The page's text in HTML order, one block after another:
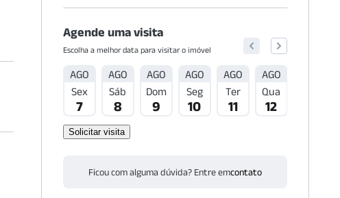
Agende uma visita
Escolha a melhor data para visitar o imóvel
AGO
Sex
7
AGO
Sáb
8
AGO
Dom
9
AGO
Seg
10
AGO
Ter
11
AGO
Qua
12
Solicitar visita
Ficou com alguma dúvida? Entre emcontato